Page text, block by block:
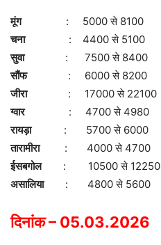
मूंग: 5000 से 8100
चना : 4400 से 5100
सुवा : 7500 से 8400
सौंफ
: 6000 से 8200
जीरा : 17000 से 22100
ग्वार
: 4700 से 4980
रायड़ा : 5700 से 6000
तारामीरा: 4000 से 4700
ईसबगोल
: 10500 से 12250
असालिया : 4800 से 5600
दिनांक – 05.03.2026